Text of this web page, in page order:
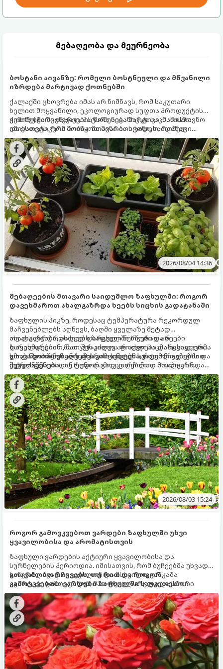
მებაღეობა და მეურნეობა
ბოსტანი აივანზე: რომელი ბოსტნეული და მწვანილი
იზრდება მარტივად ქოთნებში
ქალაქში ცხოვრება იმას არ ნიშნავს, რომ საკუთარი
ხელით მოყვანილი, ეკოლოგიურად სუფთა პროდუქტის
გემოზე უარი თქვათ. პატარა აივანიც კი საკმარისია
იმისათვის, რომ მოიწყოთ მინი-ბოსტანი, საიდანაც
ყოველდღიურად ახალ, არომატულ მწვანილსა და
ბოსტნეულს მოკრეფთ.
ქოთნებში მცენარეების მოშენება მარტივი, სასიამოვნო
და ესთეტიკური ჰობია. მთავარია იცოდეთ, რომელი
კულტურები ეგუებიან ქოთნის პირობებს ყველაზე კარგად
და როგორ მოუაროთ მათ სწორად.
2026/08/04 14:36
მებაღეების მთავარი საიდუმლო ზაფხულში: როგორ
დავეხმაროთ ახალგაზრდა ხეებს სიცხის გადატანაში
ზაფხულის პიკზე, როდესაც ტემპერატურა რეკორდულ
მაჩვენებლებს აღწევს, ბაღში ყველაზე მეტად
ახალგაზრდა, ახლად დარგული ნერგები და ხეები
ზარალდებიან. მათ ჯერ კიდევ არ აქვთ საკმარისად ღრმა
და განვითარებული ფესვთა სისტემა, რათა ნიადაგის
ქვედა ფენებიდან ტენი დამოუკიდებლად მოიპოვონ.
თუ ახალგაზრდა ხეებს ზაფხულში სწორად არ
დავეხმარებით, მათ შესაძლოა ფოთლები დასცვივდეთ,
ხმობა დაიწყონ ან ზამთრის ყინვებს სუსტი ორგანიზმით
შეხვდნენ.
გთავაზობთ მებაღეების გამოცდილ საიდუმლოებებსა და
ოქროს წესებს, თუ როგორ გადავარჩინოთ ახალგაზრდა
ხეები ზაფხულის სიცხეში:
2026/08/03 15:24
როგორ გამოვკვებოთ ვარდები ზაფხულში უხვი
ყვავილობისა და არომატისთვის
ზაფხული ვარდების აქტიური ყვავილობისა და
სურნელების პერიოდია. იმისათვის, რომ ბუჩქებმა უხვად,
ხანგრძლივად იყვავილონ და მსხვილი, კაშკაშა
კვირტები გამოიტანონ, მათ რეგულარული და სწორი
გამოკვება სჭირდებათ. ზაფხულის პერიოდში მცენარის
მოთხოვნილებები იცვლება, ამიტომ მნიშვნელოვანია
ვიცოდეთ, რომელი სასუქები გამოიყენება ამ დროს.
გთავაზობთ რჩევებს, თუ რით და როგორ
გამოვკვებოთ ვარდები ზაფხულში საუკეთესო
შედეგის მისაღწევად: